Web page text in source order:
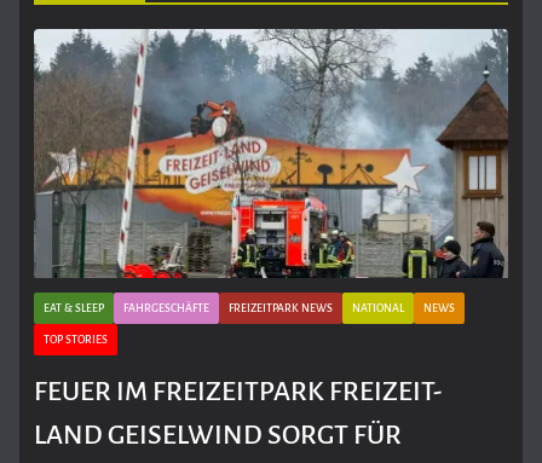
EAT & SLEEP FAHRGESCHÄFTE FREIZEITPARK NEWS NATIONAL NEWS
TOP STORIES
FEUER IM FREIZEITPARK FREIZEIT-
LAND GEISELWIND SORGT FÜR